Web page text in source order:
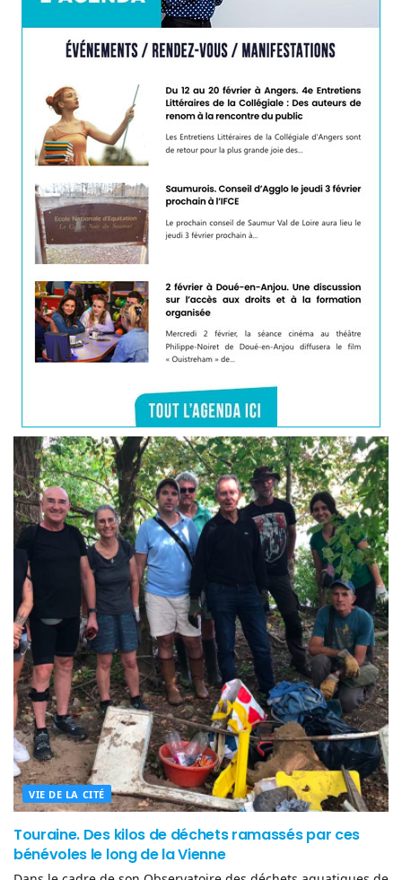
VIE DE LA CITÉ
Touraine. Des kilos de déchets ramassés par ces
bénévoles le long de la Vienne